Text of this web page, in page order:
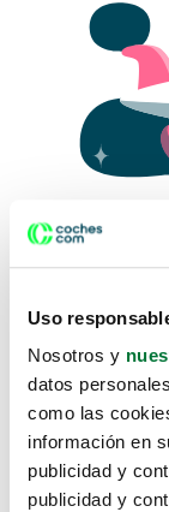
Uso
Nosotros y
datos
como las
información en
publicidad y
publicidad y
Lo
te